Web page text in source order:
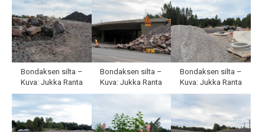
Bondaksen silta –
Kuva: Jukka Ranta
Bondaksen silta –
Kuva: Jukka Ranta
Bondaksen silta –
Kuva: Jukka Ranta